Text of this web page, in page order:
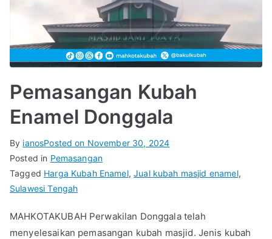
Pemasangan Kubah
Enamel Donggala
By ianosPosted on November 30, 2024
Posted in Pemasangan
Tagged Harga Kubah Enamel,Jual kubah masjid enamel,
Sulawesi Tengah
MAHKOTAKUBAH Perwakilan Donggala telah
menyelesaikan pemasangan kubah masjid. Jenis kubah